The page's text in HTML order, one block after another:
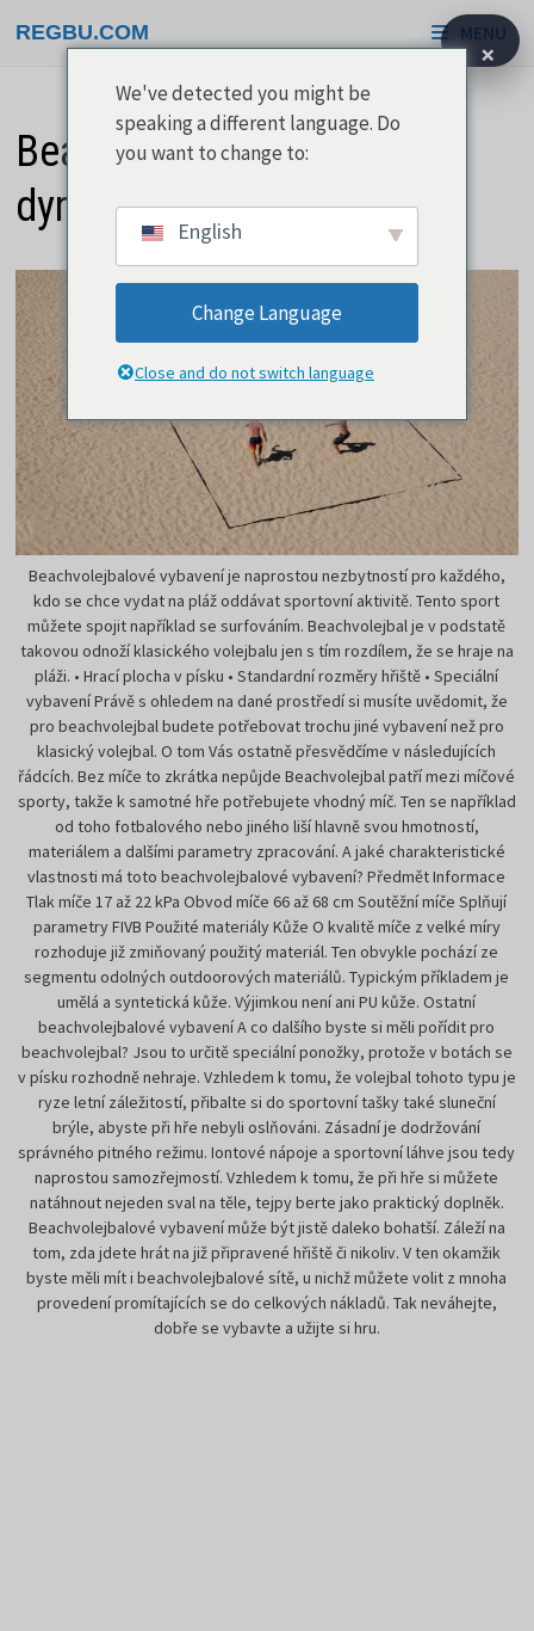
REGBU.COM MENU
Beachvolleyudstyr er ikke
dyrt
Beachvolejbalové vybavení je naprostou nezbytností pro každého,
kdo se chce vydat na pláž oddávat sportovní aktivitě. Tento sport
můžete spojit například se surfováním. Beachvolejbal je v podstatě
takovou odnoží klasického volejbalu jen s tím rozdílem, že se hraje na
pláži. • Hrací plocha v písku • Standardní rozměry hřiště • Speciální
vybavení Právě s ohledem na dané prostředí si musíte uvědomit, že
pro beachvolejbal budete potřebovat trochu jiné vybavení než pro
klasický volejbal. O tom Vás ostatně přesvědčíme v následujících
řádcích. Bez míče to zkrátka nepůjde Beachvolejbal patří mezi míčové
sporty, takže k samotné hře potřebujete vhodný míč. Ten se například
od toho fotbalového nebo jiného liší hlavně svou hmotností,
materiálem a dalšími parametry zpracování. A jaké charakteristické
vlastnosti má toto beachvolejbalové vybavení? Předmět Informace
Tlak míče 17 až 22 kPa Obvod míče 66 až 68 cm Soutěžní míče Splňují
parametry FIVB Použité materiály Kůže O kvalitě míče z velké míry
rozhoduje již zmiňovaný použitý materiál. Ten obvykle pochází ze
segmentu odolných outdoorových materiálů. Typickým příkladem je
umělá a syntetická kůže. Výjimkou není ani PU kůže. Ostatní
beachvolejbalové vybavení A co dalšího byste si měli pořídit pro
beachvolejbal? Jsou to určitě speciální ponožky, protože v botách se
v písku rozhodně nehraje. Vzhledem k tomu, že volejbal tohoto typu je
ryze letní záležitostí, přibalte si do sportovní tašky také sluneční
brýle, abyste při hře nebyli oslňováni. Zásadní je dodržování
správného pitného režimu. Iontové nápoje a sportovní láhve jsou tedy
naprostou samozřejmostí. Vzhledem k tomu, že při hře si můžete
natáhnout nejeden sval na těle, tejpy berte jako praktický doplněk.
Beachvolejbalové vybavení může být jistě daleko bohatší. Záleží na
tom, zda jdete hrát na již připravené hřiště či nikoliv. V ten okamžik
byste měli mít i beachvolejbalové sítě, u nichž můžete volit z mnoha
provedení promítajících se do celkových nákladů. Tak neváhejte,
dobře se vybavte a užijte si hru.
×
We've detected you might be
speaking a different language. Do
you want to change to:
English
Change Language
Close and do not switch language